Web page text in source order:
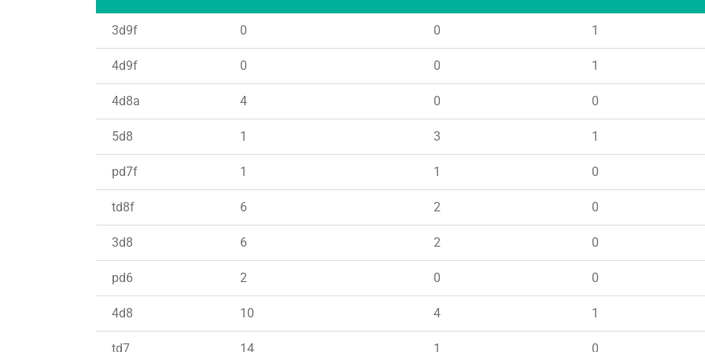
3d9f 0 0 1
4d9f 0 0 1
4d8a 4 0 0
5d8 1 3 1
pd7f 1 1 0
td8f 6 2 0
3d8 6 2 0
pd6 2 0 0
4d8 10 4 1
td7 14 1 0